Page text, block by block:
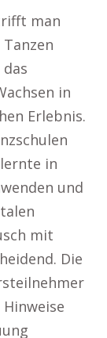
man
in
Erlebnis.
in
und
mit
Die